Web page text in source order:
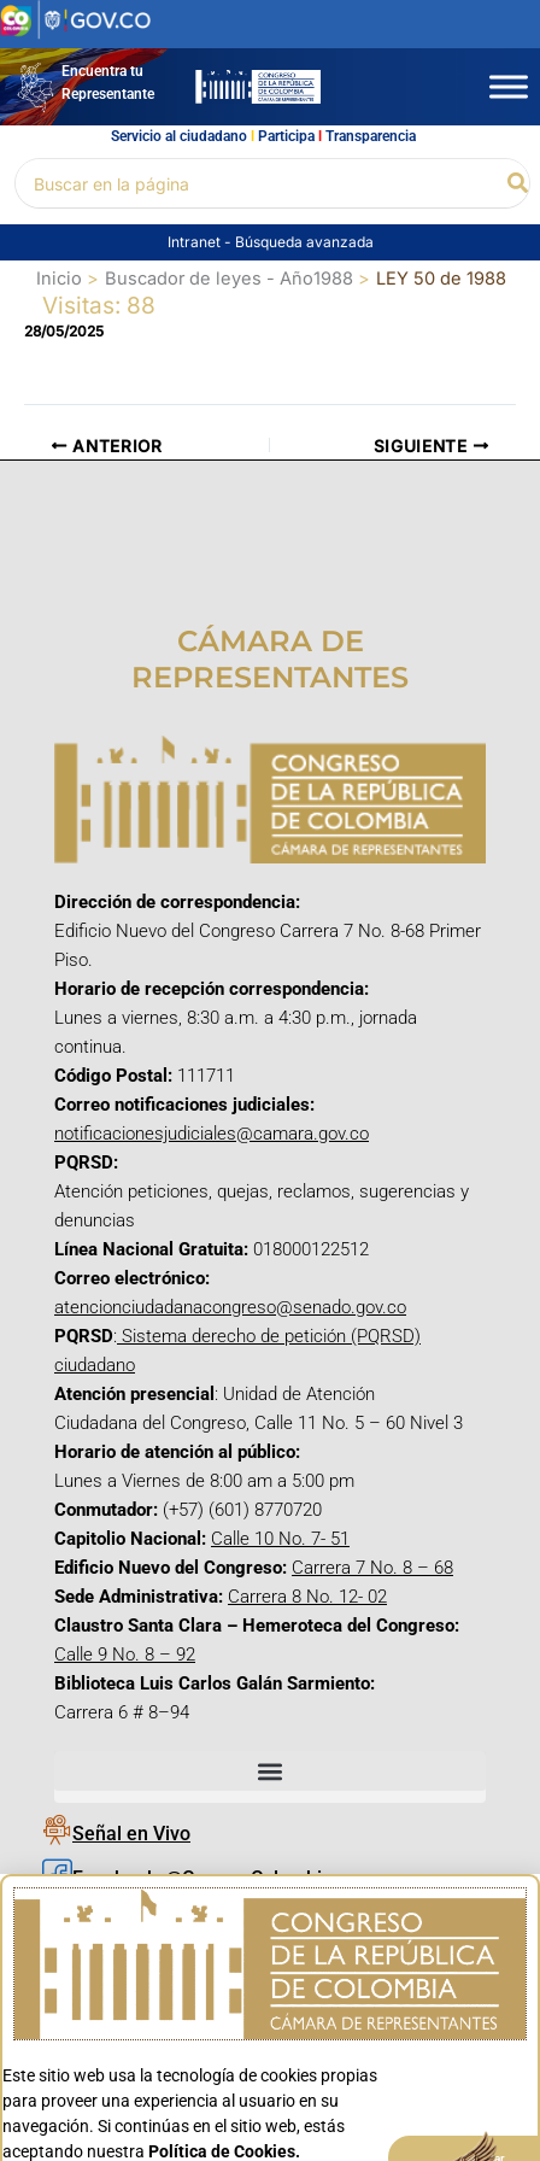
Ir
al
contenidoEncuentra tu
Representante
Servicio al ciudadano l Participal Transparencia
por:
Intranet - Búsqueda avanzada
Inicio Buscador de leyes - Año1988 LEY 50 de 1988
Visitas: 88
28/05/2025
ANTERIOR SIGUIENTE
CÁMARA DE
REPRESENTANTES
Dirección de correspondencia:
Edificio Nuevo del Congreso Carrera 7 No. 8-68 Primer
Piso.
Horario de recepción correspondencia:
Lunes a viernes, 8:30 a.m. a 4:30 p.m., jornada
continua.
Código Postal: 111711
Correo notificaciones judiciales:
notificacionesjudiciales@camara.gov.co
PQRSD:
Atención peticiones, quejas, reclamos, sugerencias y
denuncias
Línea Nacional Gratuita: 018000122512
Correo electrónico:
atencionciudadanacongreso@senado.gov.co
PQRSD: Sistema derecho de petición (PQRSD)
ciudadano
Atención presencial : Unidad de Atención
Ciudadana del Congreso, Calle 11 No. 5 – 60 Nivel 3
Horario de atención al público:
Lunes a Viernes de 8:00 am a 5:00 pm
Conmutador: (+57) (601) 8770720
Capitolio Nacional: Calle 10 No. 7- 51
Edificio Nuevo del Congreso: Carrera 7 No. 8 – 68
Sede Administrativa: Carrera 8 No. 12- 02
Claustro Santa Clara – Hemeroteca del Congreso:
Calle 9 No. 8 – 92
Biblioteca Luis Carlos Galán Sarmiento:
Carrera 6 # 8–94
Señal en Vivo
Facebook_@CamaraColombia
Instagram_@CamaraColombia
X_@CamaraColombia
Youtube_@CamaraColombia
Youtube_@CanalCongreso
Este sitio web usa la tecnología de cookies propias
para proveer una experiencia al usuario en su
navegación. Si continúas en el sitio web, estás
aceptando nuestra Política de Cookies. Aceptar